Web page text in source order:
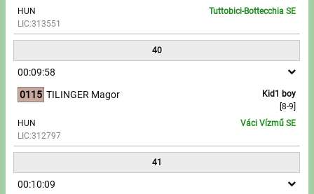
HUN
LIC:313551
Tuttobici-Bottecchia SE
40
00:09:58
0115
Kid1 boy
[8-9]
TILINGER Magor
HUN
LIC:312797
Váci Vízmű SE
41
00:10:09